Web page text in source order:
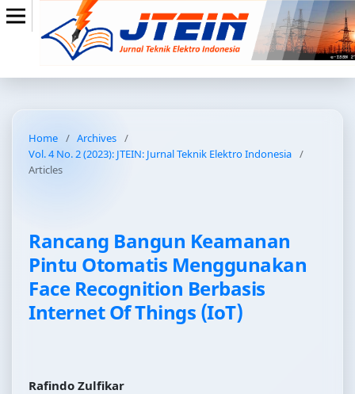
Home / Archives /
Vol. 4 No. 2 (2023): JTEIN: Jurnal Teknik Elektro Indonesia /
Articles
Rancang Bangun Keamanan
Pintu Otomatis Menggunakan
Face Recognition Berbasis
Internet Of Things (IoT)
Rafindo Zulfikar